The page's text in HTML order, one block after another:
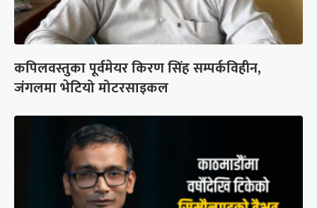
कपिलवस्तुका पूर्वमेयर किरण सिंह सम्पर्कविहीन,
जंगलमा भेटियो मोटरसाइकल